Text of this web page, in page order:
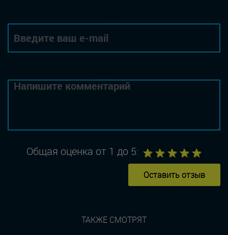
Общая оценка от 1 до 5: 4
3
2
1
Оставить отзыв
ТАКЖЕ СМОТРЯТ